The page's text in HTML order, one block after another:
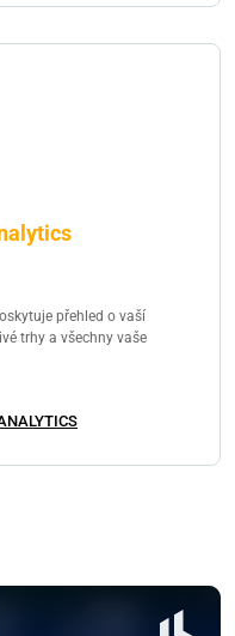
přehled o vaší
trhy a všechny vaše